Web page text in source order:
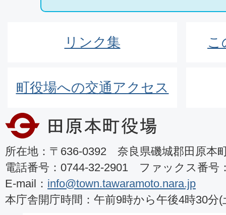
リンク集 こ
町役場への交通アクセス
所在地：〒636-0392 奈良県磯城郡田原本
電話番号：0744-32-2901 ファックス番号
E-mail： info@town.tawaramoto.nara.jp
本庁舎開庁時間：午前9時から午後4時30分